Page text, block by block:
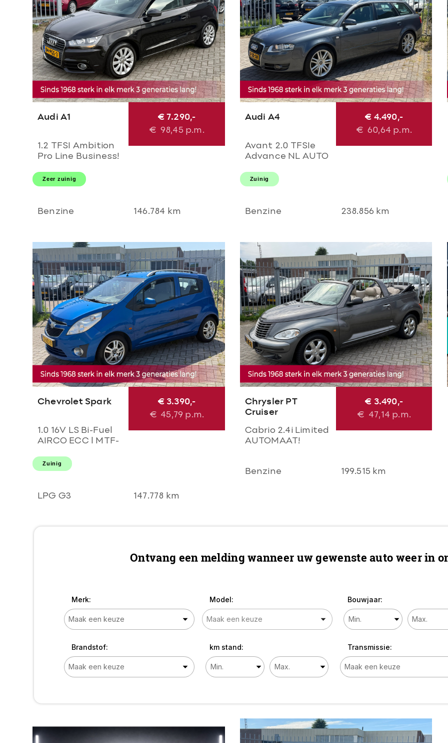
Audi A1
1.2 TFSI Ambition
Pro Line Business!
NAVI l CRUISE l
LEER l AIRCO l
LMV! 1e eigenaar l
€ 7.290,-
€ 98,45 p.m.
Zeer zuinig
Benzine 146.784 km
Audi A4
Avant 2.0 TFSIe
Advance NL AUTO
Uitmuntende
staat! Navi l Airco
Trekhaak l PDC l
€ 4.490,-
€ 60,64 p.m.
Zuinig
Benzine 238.856 km
Chevrolet Spark
1.0 16V LS Bi-Fuel
AIRCO ECC l MTF-
pakket! DEALER
OH l TOPSTAAT!
ZUINIG RIJDEN!
€ 3.390,-
€ 45,79 p.m.
Zuinig
LPG G3 147.778 km
Chrysler PT
Cruiser
Cabrio 2.4i Limited
AUTOMAAT!
LMV l LEER l
€ 3.490,-
€ 47,14 p.m.
Benzine 199.515 km
Ontvang een melding wanneer uw gewenste auto weer in
Merk: Model: Bouwjaar:
Brandstof: km stand: Transmissie: